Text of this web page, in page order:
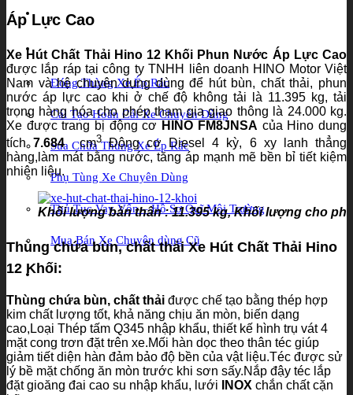
Tin tức
Dịch Vụ
Đóng Thùng Xe Ép Rác
Cải Tạo Hoán Cải Xe Chuyên Dùng
Sửa Chữa Thùng Xe Ép Rác
Phụ Tùng Xe Chuyên Dùng
Thủ Tục Vay Vốn – Hồ Sơ Quĩ Môi Trường
Mua Bán Xe Chuyên dùng Cũ
Liên hệ
Áp Lực Cao
Xe Hút Chất Thải Hino 12 Khối Phun Nước Áp Lực Cao
được lắp ráp tại công ty TNHH liên doanh HINO Motor Việt
Nam và hệ chuyên dụng dùng để hút bùn, chất thải, phun
nước áp lực cao khi ở chế độ không tải là 11.395 kg, tải
trọng hàng hóa cho phép tham gia giao thông là 24.000 kg.
Xe được trang bị động cơ HINO FM8JNSA của Hino dung
tích7.684cm3Động cơ Diesel 4 kỳ, 6 xy lanh thẳng
hàng,làm mát bằng nước, tăng áp mạnh mẽ bền bỉ tiết kiệm
nhiên liệu.
Khối lượng bản thân : 11.395 kg, Khối lượng cho
Thùng chứa bùn, chất thảiXe Hút Chất Thải Hino
12 Khối:
Thùng chứa bùn, chất thải được chế tạo bằng thép hợp
kim chất lượng tốt, khả năng chịu ăn mòn, biến dạng
cao,Loại Thép tấm Q345 nhập khẩu, thiết kế hình trụ vát 4
mặt cong trơn đặt trên xe.Mối hàn dọc theo thân téc giúp
giảm tiết diện hàn đảm bảo độ bền của vật liệu.Téc được sử
lý bề mặt chống ăn mòn trước khi sơn sấy.Nắp đậy téc lắp
đặt gioăng đai cao su nhập khẩu, lưới
INOX chắn chất cặn